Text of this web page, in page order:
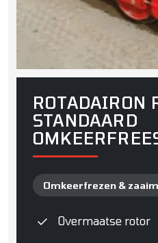
ROTADAIRON
STANDAARD
Omkeerfrezen &
Overmaatse rotor